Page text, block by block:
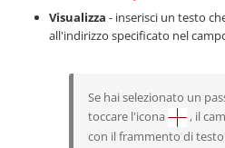
Visualizza - inserisci un testo
all'indirizzo specificato nel
Se hai selezionato un
toccare l'icona
, il
con il frammento di